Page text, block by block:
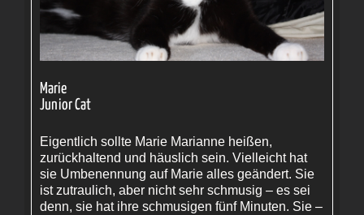
Marie
Junior Cat
Eigentlich sollte Marie Marianne heißen,
zurückhaltend und häuslich sein. Vielleicht hat
sie Umbenennung auf Marie alles geändert. Sie
ist zutraulich, aber nicht sehr schmusig – es sei
denn, sie hat ihre schmusigen fünf Minuten. Sie –